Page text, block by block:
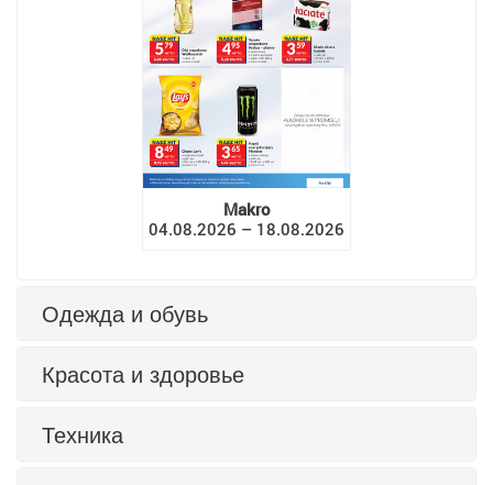
Makro
04.08.2026 – 18.08.2026
Одежда и обувь
Красота и здоровье
Техника